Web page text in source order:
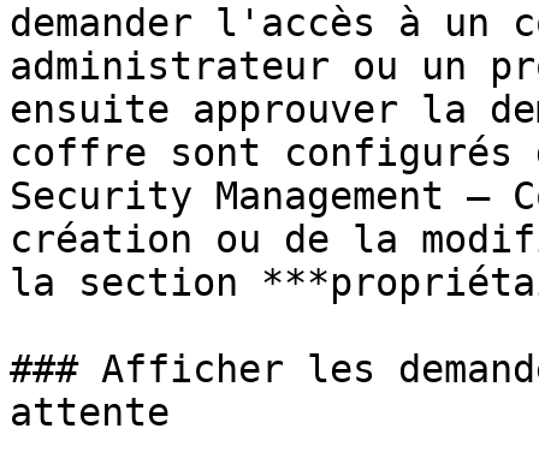
demander l'accès à un
administrateur ou un
ensuite approuver la
coffre sont configurés
Security Management
création ou de la
la section
### Afficher les
attente